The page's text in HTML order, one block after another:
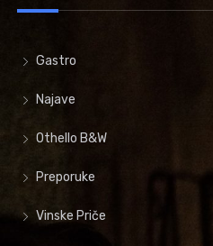
Gastro
Najave
Othello B&W
Preporuke
Vinske Priče